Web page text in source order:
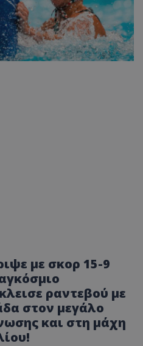
με σκορ 15-9
ραντεβού με
στον μεγάλο
και στη μάχη